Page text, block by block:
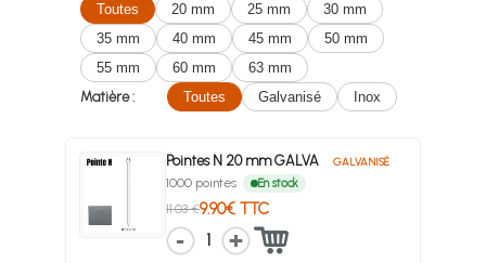
Toutes
20 mm 25 mm
30 mm
35 mm
40 mm 45 mm
50 mm
55 mm
60 mm
63 mm
Matière :
Toutes Galvanisé Inox
Pointes N 20 mm GALVA GALVANISÉ
1000 pointes En stock
11.03 €9.90€ TTC
1